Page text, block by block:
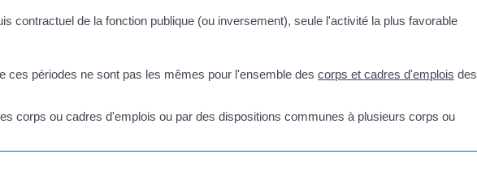
contractuel de la fonction publique (ou inversement), seule l'activité la plus favorable
ces périodes ne sont pas les mêmes pour l'ensemble des corps et cadres d'emplois des
corps ou cadres d'emplois ou par des dispositions communes à plusieurs corps ou